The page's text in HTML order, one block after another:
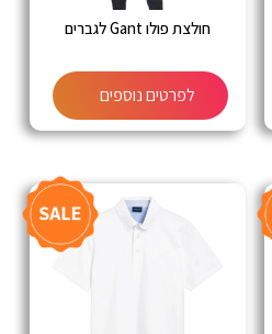
חולצת פולו Gant לגברים
לפרטים נוספים